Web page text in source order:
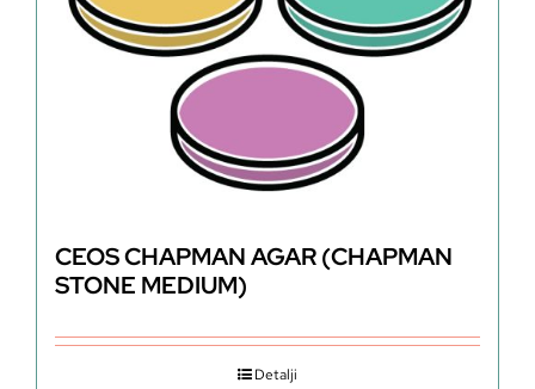
CEOS CHAPMAN AGAR (CHAPMAN
STONE MEDIUM)
Detalji